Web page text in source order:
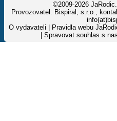
©2009-2026
Provozovatel: Bispiral, s.r.o.,
O vydavateli
Pravidla webu
Spravovat souhlas s